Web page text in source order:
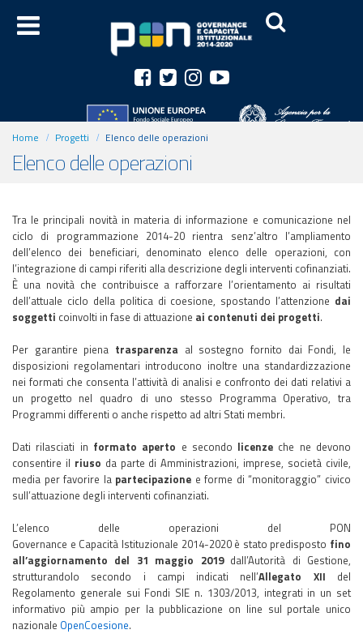
Home Progetti Elenco delle operazioni
Elenco delle operazioni
Tra le principali novità in materia di informazione e comunicazione nel
ciclo di programmazione 2014-20 rientra senz’altro l’ampliamento
dell’elenco dei beneficiari, denominato elenco delle operazioni, con
l’integrazione di campi riferiti alla descrizione degli interventi cofinanziati.
È una novità che contribuisce a rafforzare l’orientamento ai risultati
dell’attuale ciclo della politica di coesione, spostando l’attenzione dai
soggetti coinvolti in fase di attuazione ai contenuti dei progetti.
Per garantire piena trasparenza al sostegno fornito dai Fondi, le
disposizioni regolamentari introducono inoltre una standardizzazione
nei formati che consenta l’attività di analisi e confronto dei dati relativi a
un progetto nel quadro di uno stesso Programma Operativo, tra
Programmi differenti o anche rispetto ad altri Stati membri.
Dati rilasciati in formato aperto e secondo licenze che ne devono
consentire il riuso da parte di Amministrazioni, imprese, società civile,
media per favorire la partecipazione e forme di “monitoraggio” civico
sull’attuazione degli interventi cofinanziati.
L’elenco delle operazioni del PON
Governance e Capacità Istituzionale 2014-2020 è stato predisposto fino
all’aggiornamento del 31 maggio 2019dall’Autorità di Gestione,
strutturandolo secondo i campi indicati nell’Allegato XII del
Regolamento generale sui Fondi SIE n. 1303/2013, integrati in un set
informativo più ampio per la pubblicazione on line sul portale unico
nazionale OpenCoesione.